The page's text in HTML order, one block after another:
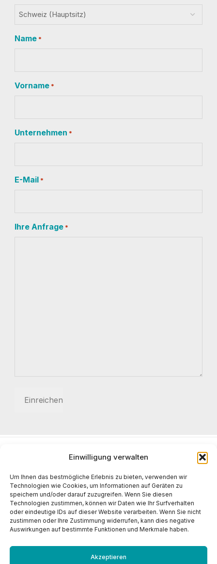
Einwilligung verwalten
Um Ihnen das bestmögliche Erlebnis zu bieten, verwenden wir
Technologien wie Cookies, um Informationen auf Geräten zu
speichern und/oder darauf zuzugreifen. Wenn Sie diesen
Technologien zustimmen, können wir Daten wie Ihr Surfverhalten
oder eindeutige IDs auf dieser Website verarbeiten. Wenn Sie nicht
zustimmen oder Ihre Zustimmung widerrufen, kann dies negative
Auswirkungen auf bestimmte Funktionen und Merkmale haben.
Akzeptieren
Name *
Vorname *
Unternehmen *
E-Mail *
Ihre Anfrage *
2026 POMTAVA S.A. Nonceruz 2
CH - 2732 Reconvilier
+41 (0)32 481 15 14
info@pomtava.com